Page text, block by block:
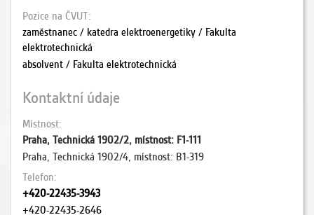
Pozice na ČVUT
zaměstnanec / katedra elektroenergetiky / Fakulta
elektrotechnická
absolvent / Fakulta elektrotechnická
Kontaktní údaje
Místnost
Praha, Technická 1902/2, místnost: F1-111
Praha, Technická 1902/4, místnost: B1-319
Telefon
+420-22435-3943
+420-22435-2646